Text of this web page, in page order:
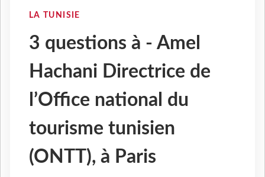
LA TUNISIE
3 questions à - Amel
Hachani Directrice de
l’Office national du
tourisme tunisien
(ONTT), à Paris